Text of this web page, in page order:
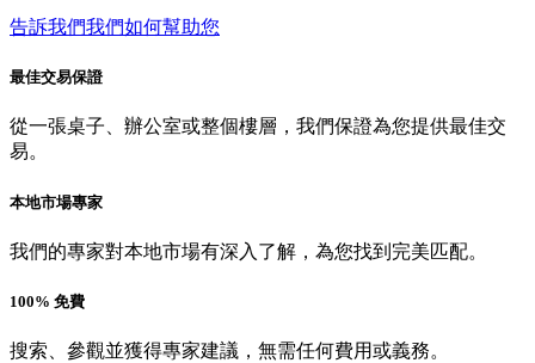
告訴我們我們如何幫助您
最佳交易保證
從一張桌子、辦公室或整個樓層，我們保證為您提供最佳交
易。
本地市場專家
我們的專家對本地市場有深入了解，為您找到完美匹配。
100% 免費
搜索、參觀並獲得專家建議，無需任何費用或義務。